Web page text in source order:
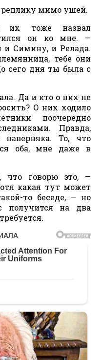
реплику мимо ушей.
тоже назвал
он ко мне. —
и Симину, и Релада.
тебе они
сего дня ты была с
Да и кто о них не
О них ходило
поочередно
Правда,
То, что
оба, мне даже в
что говорю это, —
какая тут может
то беседе, — но
на два